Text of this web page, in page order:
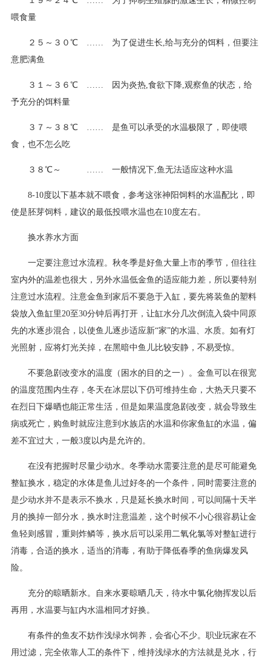
喂食量
２５～３０℃ …… 为了促进生长,给与充分的饵料，但要注
意肥满鱼
３１～３６℃ …… 因为炎热,食欲下降,观察鱼的状态，给
予充分的饵料量
３７～３８℃ …… 是鱼可以承受的水温极限了，即使喂
食，也不怎么吃
３８℃～ …… 一般情况下,鱼无法适应这种水温
8-10度以下基本就不喂食，参考这张神阳饲料的水温配比，即
使是胚芽饲料，建议的最低投喂水温也在10度左右。
换水养水方面
一定要注意过水流程。秋冬季是好鱼大量上市的季节，但往往
室内外的温差也很大，另外水温低金鱼的适应能力差，所以要特别
注意过水流程。注意金鱼到家后不要急于入缸，要先将装鱼的塑料
袋放入鱼缸里20至30分钟后再打开，让缸水分几次倒流入袋中同原
先的水逐步混合，以使鱼儿逐步适应新“家”的水温、水质。如有灯
光照射，应将灯光关掉，在黑暗中鱼儿比较安静，不易受惊。
不要急剧改变水的温度（困水的目的之一）。金鱼可以在很宽
的温度范围内生存，冬天在冰层以下仍可维持生命，大热天只要不
在烈日下爆晒也能正常生活，但是如果温度急剧改变，就会导致生
病或死亡，购鱼时就应注意到水族店的水温和你家鱼缸的水温，偏
差不宜过大，一般3度以内是允许的。
在没有把握时尽量少动水。冬季动水需要注意的是尽可能避免
整缸换水，稳定的水体是鱼儿过好冬的一个条件，同时需要注意的
是少动水并不是表示不换水，只是延长换水时间，可以间隔十天半
月的换掉一部分水，换水时注意温差，这个时候不小心很容易让金
鱼轻则感冒，重则炸鳞等，换水后可以采用二氧化氯等对整缸进行
消毒，合适的换水，适当的消毒，有助于降低春季的鱼病爆发风
险。
充分的晾晒新水。自来水要晾晒几天，待水中氯化物挥发以后
再用，水温要与缸内水温相同才好换。
有条件的鱼友不妨作浅绿水饲养，会省心不少。职业玩家在不
用过滤，完全依靠人工的条件下，维持浅绿水的方法就是兑水，行